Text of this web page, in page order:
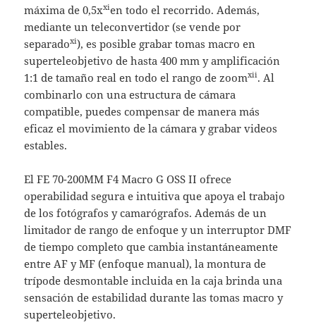
máxima de 0,5xxien todo el recorrido. Además,
mediante un teleconvertidor (se vende por
separadoxi), es posible grabar tomas macro en
superteleobjetivo de hasta 400 mm y amplificación
1:1 de tamaño real en todo el rango de zoomxii. Al
combinarlo con una estructura de cámara
compatible, puedes compensar de manera más
eficaz el movimiento de la cámara y grabar videos
estables.
El FE 70-200MM F4 Macro G OSS II ofrece
operabilidad segura e intuitiva que apoya el trabajo
de los fotógrafos y camarógrafos. Además de un
limitador de rango de enfoque y un interruptor DMF
de tiempo completo que cambia instantáneamente
entre AF y MF (enfoque manual), la montura de
trípode desmontable incluida en la caja brinda una
sensación de estabilidad durante las tomas macro y
superteleobjetivo.